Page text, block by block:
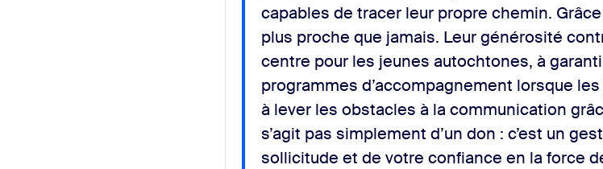
capables de tracer leur propre chemin.
plus proche que jamais. Leur générosité
centre pour les jeunes autochtones, à
programmes d’accompagnement lorsque
à lever les obstacles à la communication
s’agit pas simplement d’un don : c’est un
sollicitude et de votre confiance en la force